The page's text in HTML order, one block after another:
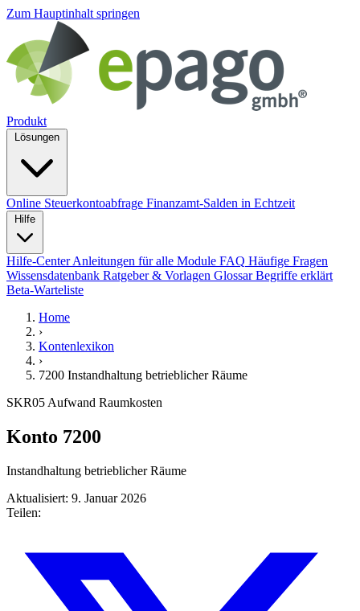
Zum Hauptinhalt springen
Produkt
Online Steuerkontoabfrage Finanzamt-Salden in Echtzeit
Hilfe-Center Anleitungen für alle Module FAQ Häufige Fragen
Wissensdatenbank Ratgeber & Vorlagen Glossar Begriffe erklärt
Beta-Warteliste
Home
›
Kontenlexikon
›
7200 Instandhaltung betrieblicher Räume
SKR05 Aufwand Raumkosten
Konto 7200
Instandhaltung betrieblicher Räume
Aktualisiert: 9. Januar 2026
Teilen: